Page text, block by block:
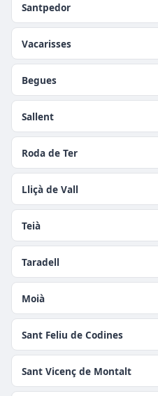
Santpedor
Vacarisses
Begues
Sallent
Roda de Ter
Lliçà de Vall
Teià
Taradell
Moià
Sant Feliu de Codines
Sant Vicenç de Montalt